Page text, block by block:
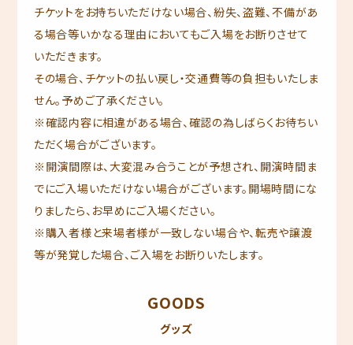
チケットをお持ちいただけない場合、紛失、盗難、不備があ
る場合等いかなる理由においてもご入場をお断りさせて
いただきます。
その場合、チケットの払い戻し・交通費等の負担もいたしま
せん。予めご了承ください。
※確認内容に相違がある場合、確認の為しばらくお待ちい
ただく場合がございます。
※開演間際は、大変混み合うことが予想され、開演時間ま
でにご入場いただけない場合がございます。開場時間にな
りましたら、お早めにご入場ください。
※購入者様と来場者様が一致しない場合や、転売や譲渡
等が発覚した場合、ご入場をお断りいたします。
GOODS
グッズ